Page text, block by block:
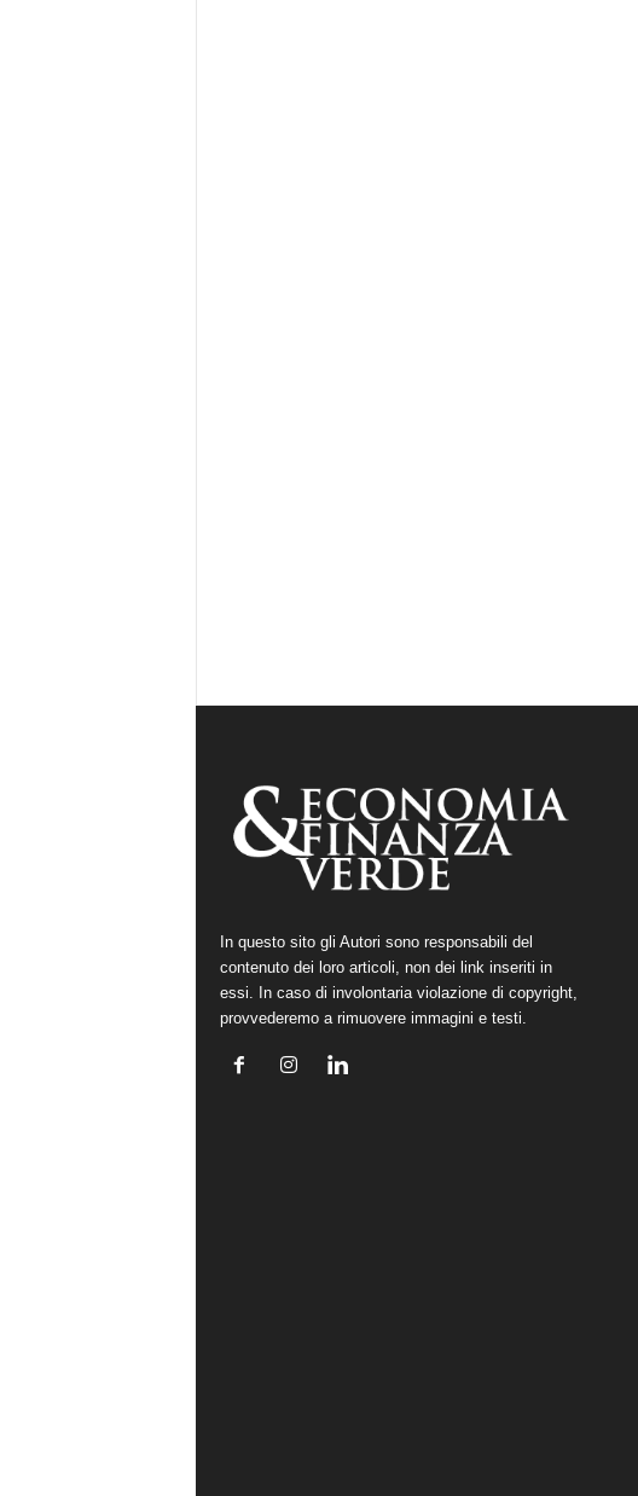
In questo sito gli Autori sono responsabili del
contenuto dei loro articoli, non dei link inseriti in
essi. In caso di involontaria violazione di copyright,
provvederemo a rimuovere immagini e testi.